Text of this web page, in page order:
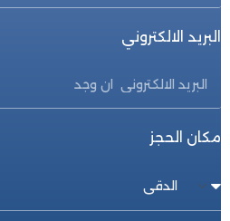
البريد الالكتروني
مكان الحجز